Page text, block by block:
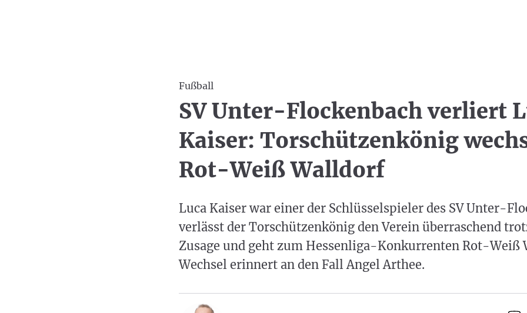
Fußball
SV Unter-Flockenbach verliert
Kaiser: Torschützenkönig
Rot-Weiß Walldorf
Luca Kaiser war einer der Schlüsselspieler des SV Unter-
verlässt der Torschützenkönig den Verein überraschend
Zusage und geht zum Hessenliga-Konkurrenten Rot-Weiß
Wechsel erinnert an den Fall Angel Arthee.